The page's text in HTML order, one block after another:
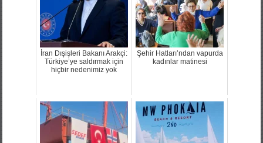
İran Dışişleri Bakanı Arakçi:
Türkiye’ye saldırmak için
hiçbir nedenimiz yok
Şehir Hatları’ndan vapurda
kadınlar matinesi